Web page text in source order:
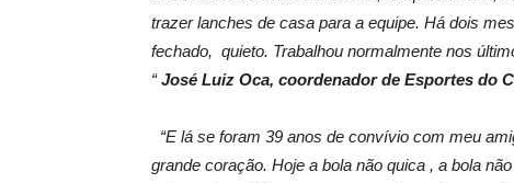
trazer lanches de casa para a equipe. Há dois
fechado, quieto. Trabalhou normalmente nos
“José Luiz Oca, coordenador de Esportes do
“E lá se foram 39 anos de convívio com meu
grande coração. Hoje a bola não quica , a bola